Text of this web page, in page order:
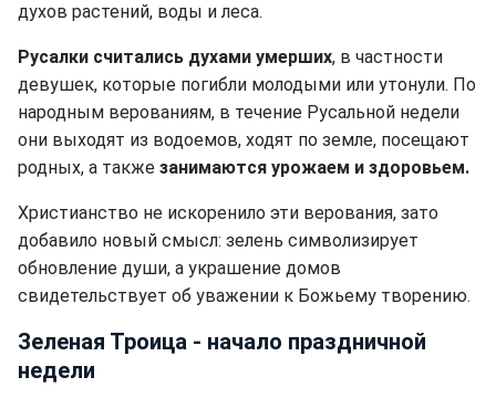
духов растений, воды и леса.
Русалки считались духами умерших, в частности
девушек, которые погибли молодыми или утонули. По
народным верованиям, в течение Русальной недели
они выходят из водоемов, ходят по земле, посещают
родных, а также занимаются урожаем и здоровьем.
Христианство не искоренило эти верования, зато
добавило новый смысл: зелень символизирует
обновление души, а украшение домов
свидетельствует об уважении к Божьему творению.
Зеленая Троица - начало праздничной
недели